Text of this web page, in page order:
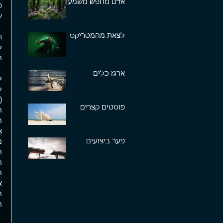
אדם מחפש משמעות
לצאת מהמטריקס
ארגז כלים
פוסטים קצרים
פער ביצועים